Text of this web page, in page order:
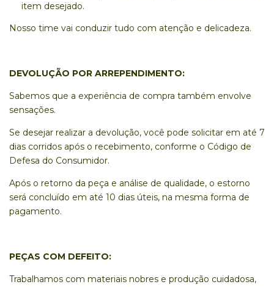
item desejado.
Nosso time vai conduzir tudo com atenção e delicadeza.
DEVOLUÇÃO POR ARREPENDIMENTO:
Sabemos que a experiência de compra também envolve
sensações.
Se desejar realizar a devolução, você pode solicitar em até 7
dias corridos após o recebimento, conforme o Código de
Defesa do Consumidor.
Após o retorno da peça e análise de qualidade, o estorno
será concluído em até 10 dias úteis, na mesma forma de
pagamento.
PEÇAS COM DEFEITO:
Trabalhamos com materiais nobres e produção cuidadosa,